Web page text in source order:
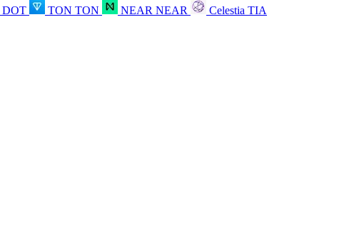
DOT TON TON NEAR NEAR Celestia TIA